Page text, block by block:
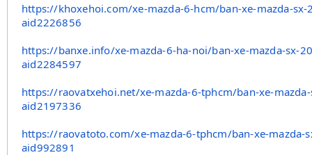
https://khoxehoi.com/xe-mazda-6-hcm/ban-xe-mazda-sx-
aid2226856
https://banxe.info/xe-mazda-6-ha-noi/ban-xe-mazda-sx-
aid2284597
https://raovatxehoi.net/xe-mazda-6-tphcm/ban-xe-
aid2197336
https://raovatoto.com/xe-mazda-6-tphcm/ban-xe-mazda-
aid992891